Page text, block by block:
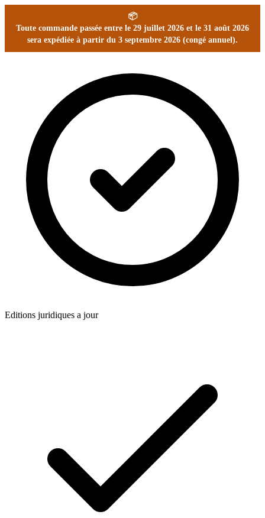
📦
Toute commande passée entre le 29 juillet 2026 et le 31 août 2026
sera expédiée à partir du 3 septembre 2026 (congé annuel).
Editions juridiques a jour